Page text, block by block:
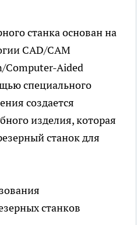
станка основан на
CAD/CAM
Computer-Aided
специального
создается
изделия, которая
станок для
станков